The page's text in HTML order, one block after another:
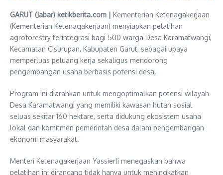
GARUT (Jabar) ketikberita.com | Kementerian Ketenagakerjaan
(Kementerian Ketenagakerjaan) menyiapkan pelatihan
agroforestry terintegrasi bagi 500 warga Desa Karamatwangi,
Kecamatan Cisurupan, Kabupaten Garut, sebagai upaya
memperluas peluang kerja sekaligus mendorong
pengembangan usaha berbasis potensi desa.
Program ini diarahkan untuk mengoptimalkan potensi wilayah
Desa Karamatwangi yang memiliki kawasan hutan sosial
seluas sekitar 160 hektare, serta didukung ekosistem usaha
lokal dan komitmen pemerintah desa dalam pengembangan
ekonomi masyarakat.
Menteri Ketenagakerjaan Yassierli menegaskan bahwa
pelatihan ini dirancang tidak hanya untuk meningkatkan